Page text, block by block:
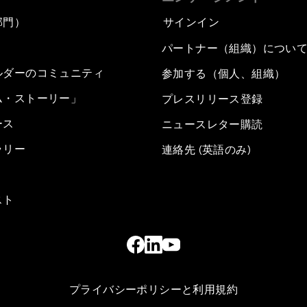
）
ーのコミュニティ
ストーリー」
リー
サインイン
パートナー（組織）につい
参加する（個人、組織）
プレスリリース登録
ニュースレター購読
連絡先 (英語のみ)
プライバシーポリシーと利用規約